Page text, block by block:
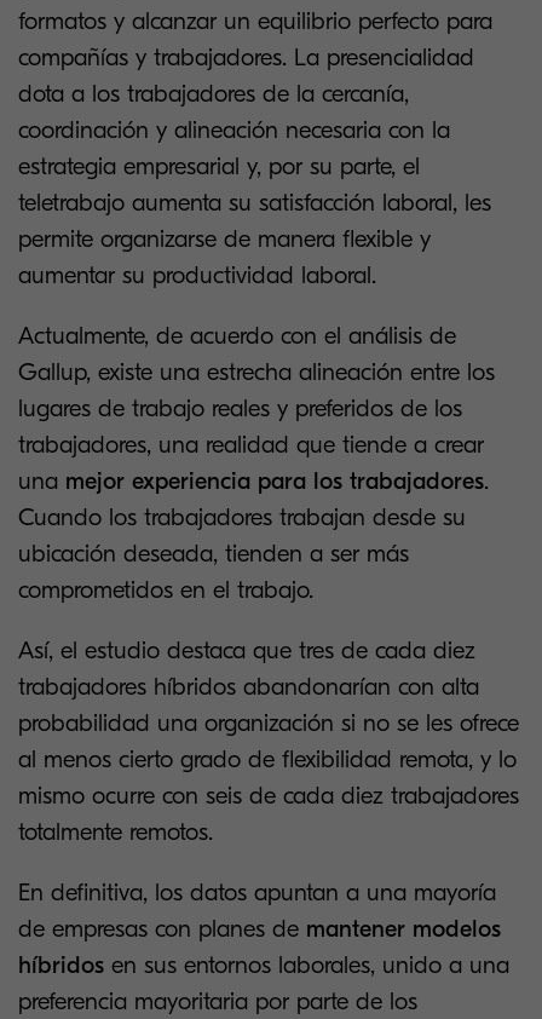
formatos y alcanzar un equilibrio perfecto para
compañías y trabajadores. La presencialidad
dota a los trabajadores de la cercanía,
coordinación y alineación necesaria con la
estrategia empresarial y, por su parte, el
teletrabajo aumenta su satisfacción laboral, les
permite organizarse de manera flexible y
aumentar su productividad laboral.
Actualmente, de acuerdo con el análisis de
Gallup, existe una estrecha alineación entre los
lugares de trabajo reales y preferidos de los
trabajadores, una realidad que tiende a crear
una mejor experiencia para los trabajadores.
Cuando los trabajadores trabajan desde su
ubicación deseada, tienden a ser más
comprometidos en el trabajo.
Así, el estudio destaca que tres de cada diez
trabajadores híbridos abandonarían con alta
probabilidad una organización si no se les ofrece
al menos cierto grado de flexibilidad remota, y lo
mismo ocurre con seis de cada diez trabajadores
totalmente remotos.
En definitiva, los datos apuntan a una mayoría
de empresas con planes de mantener modelos
híbridos en sus entornos laborales, unido a una
preferencia mayoritaria por parte de los